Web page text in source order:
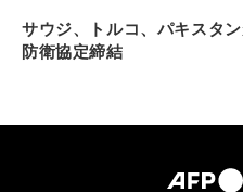
サウジ、トルコ、パキスタ
防衛協定締結